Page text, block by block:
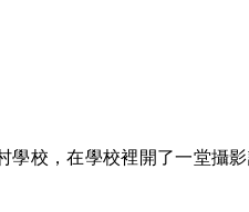
校，在學校裡開了一堂攝